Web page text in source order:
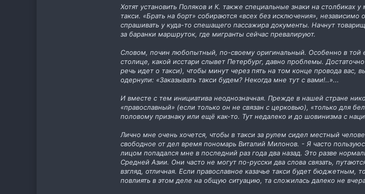
Хотят установить Поляков и К. также специальные знаки на столбиках
такси. «Брать на борт» собираются «всех без исключения»,
спрашивать у куда-то спешащего пассажира документы. Начнут
за баранки маршруток, где мигранты сейчас превалируют.
Словом, почин любопытный, по-своему оригинальный. Особенно в той
столице, какой исстари слывет Петербург, давно проблемы.
речь идет о такси), чтобы минут через пять на том конце провода
одернули: «Заказывать такси будем? Некогда мне тут с вами!..»...
И вместе с тем инициатива неоднозначная. Прежде в нашей стране
«православный» (если только он не связан с церковью), «только для
половому признаку или ещё как-то. Тут недалеко и до шовинизма с
Лично мне очень хочется, чтобы в такси за рулем сидел местный
свободное от дел время пономарь Виталий Милонов. - Я часто
лицом попадался мне в последний раз года два назад. Это разве
Средней Азии. Они часто не могут по-русски два слова связать,
взгляд, отличная. Если православное казачье такси будет бюджетным,
повлиять в этом деле на общую ситуацию, та сложилась далеко не